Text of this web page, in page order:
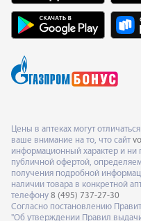
Цены в аптеках могут
ваше внимание на то, что сайт
информационный характер и ни
публичной офертой,
получения подробной
наличии товара в конкретной
телефону 8 (495) 737-27-30
Согласно постановлению
"Об утверждении Правил